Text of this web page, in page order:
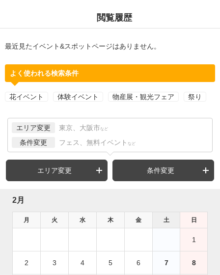
閲覧履歴
最近見たイベント&スポットページはありません。
よく使われる検索条件
花イベント 体験イベント 物産展・観光フェア 祭り
エリア変更 東京、大阪市 など
条件変更 フェス、無料イベント など
エリア変更 条件変更
2月
月 火 水 木 金 土 日
1
2 3 4 5 6 7 8